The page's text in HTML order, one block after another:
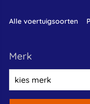
alle voertuigsoorten
merk